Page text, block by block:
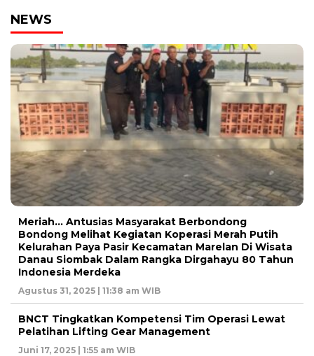
NEWS
Meriah… Antusias Masyarakat Berbondong
Bondong Melihat Kegiatan Koperasi Merah Putih
Kelurahan Paya Pasir Kecamatan Marelan Di Wisata
Danau Siombak Dalam Rangka Dirgahayu 80 Tahun
Indonesia Merdeka
Agustus 31, 2025 | 11:38 am WIB
BNCT Tingkatkan Kompetensi Tim Operasi Lewat
Pelatihan Lifting Gear Management
Juni 17, 2025 | 1:55 am WIB